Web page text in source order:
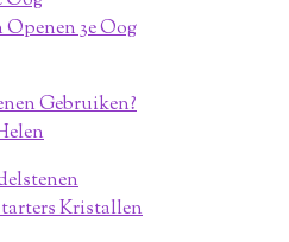
3e Oog
Gebruiken?
Kristallen